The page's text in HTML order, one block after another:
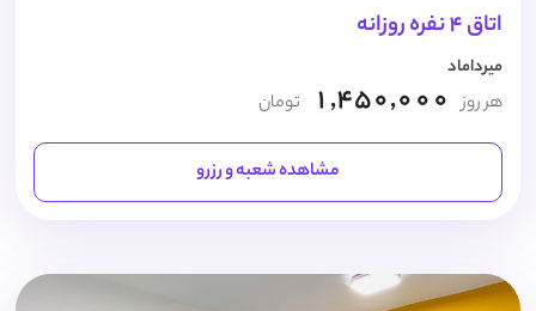
اتاق 4 نفره روزانه
میرداماد
هر روز 1,450,000 تومان
مشاهده شعبه و رزرو